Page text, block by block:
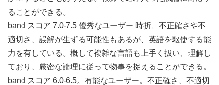
ることができる。
band スコア 7.0-7.5 優秀なユーザー 時折、不正確さや不
適切さ、誤解が生ずる可能性もあるが、英語を駆使する能
力を有している。概して複雑な言語も上手く扱い、理解し
ており、厳密な論理に従って物事を捉えることができる。
band スコア 6.0-6.5。有能なユーザー。不正確さ、不適切